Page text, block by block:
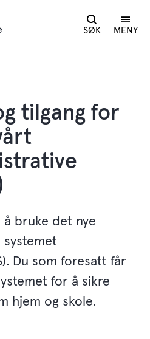
SØK MENY
tilgang for
å bruke det nye
systemet
Du som foresatt får
for å sikre
hjem og skole.